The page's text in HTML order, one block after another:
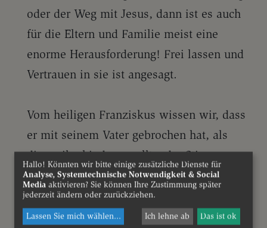
oder der Weg mit Jesus, dann ist es auch
für die Eltern und Familie meist eine
enorme Herausforderung! Frei lassen und
Vertrauen in sie ist angesagt.
Vom heiligen Franziskus wissen wir, dass
er mit seinem Vater gebrochen hat, als
dieser ihn hindern wollte, der Stimme
seines Herzens zu folgen. Er tauschte
Reichtum, Erfolg und Macht gegen die
Liebe zu Gott, zu den Menschen und den
Hallo! Könnten wir bitte einige zusätzliche Dienste für
Analyse, Systemtechnische Notwendigkeit & Social
Media aktivieren? Sie können Ihre Zustimmung später
jederzeit ändern oder zurückziehen.
Lassen Sie mich wählen... Ich lehne ab Das ist ok